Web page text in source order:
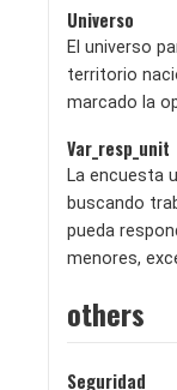
Universo
El universo
territorio
marcado la
Var_resp_unit
La encuesta
buscando
pueda
menores,
others
Seguridad